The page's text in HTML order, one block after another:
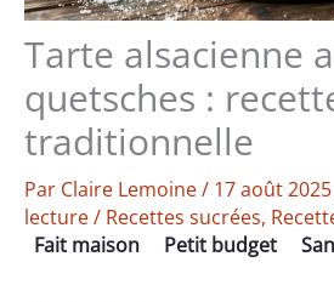
Tarte alsacienne
quetsches :
traditionnelle
Par Claire Lemoine/ 17 août 2025
lecture/ Recettes sucrées,
Fait maison
Petit budget